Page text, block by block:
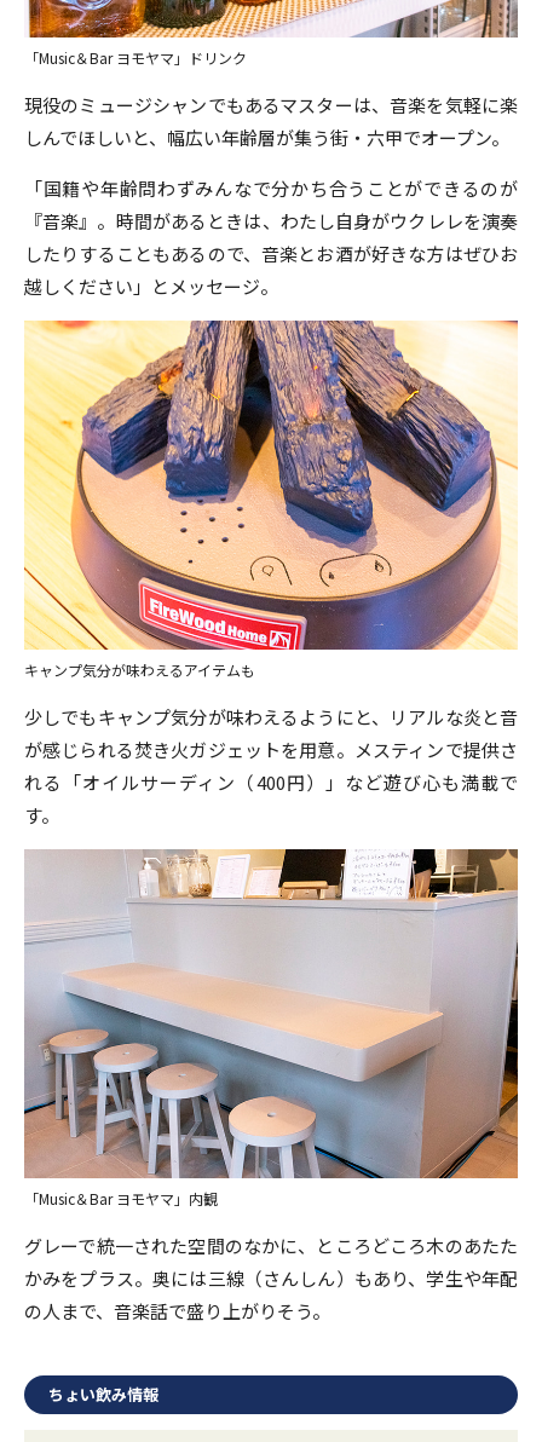
「Music＆Bar ヨモヤマ」ドリンク
現役のミュージシャンでもあるマスターは、音楽を気軽に楽
しんでほしいと、幅広い年齢層が集う街・六甲でオープン。
「国籍や年齢問わずみんなで分かち合うことができるのが
『音楽』。時間があるときは、わたし自身がウクレレを演奏
したりすることもあるので、音楽とお酒が好きな方はぜひお
越しください」とメッセージ。
キャンプ気分が味わえるアイテムも
少しでもキャンプ気分が味わえるようにと、リアルな炎と音
が感じられる焚き火ガジェットを用意。メスティンで提供さ
れる「オイルサーディン（400円）」など遊び心も満載で
す。
「Music＆Bar ヨモヤマ」内観
グレーで統一された空間のなかに、ところどころ木のあたた
かみをプラス。奥には三線（さんしん）もあり、学生や年配
の人まで、音楽話で盛り上がりそう。
ちょい飲み情報